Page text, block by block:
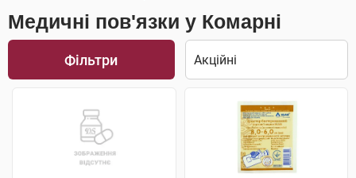
Медичні пов'язки у Комарні
Фільтри